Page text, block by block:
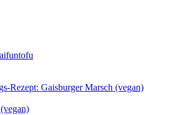
tofu
Rezept: Gaisburger Marsch (vegan)